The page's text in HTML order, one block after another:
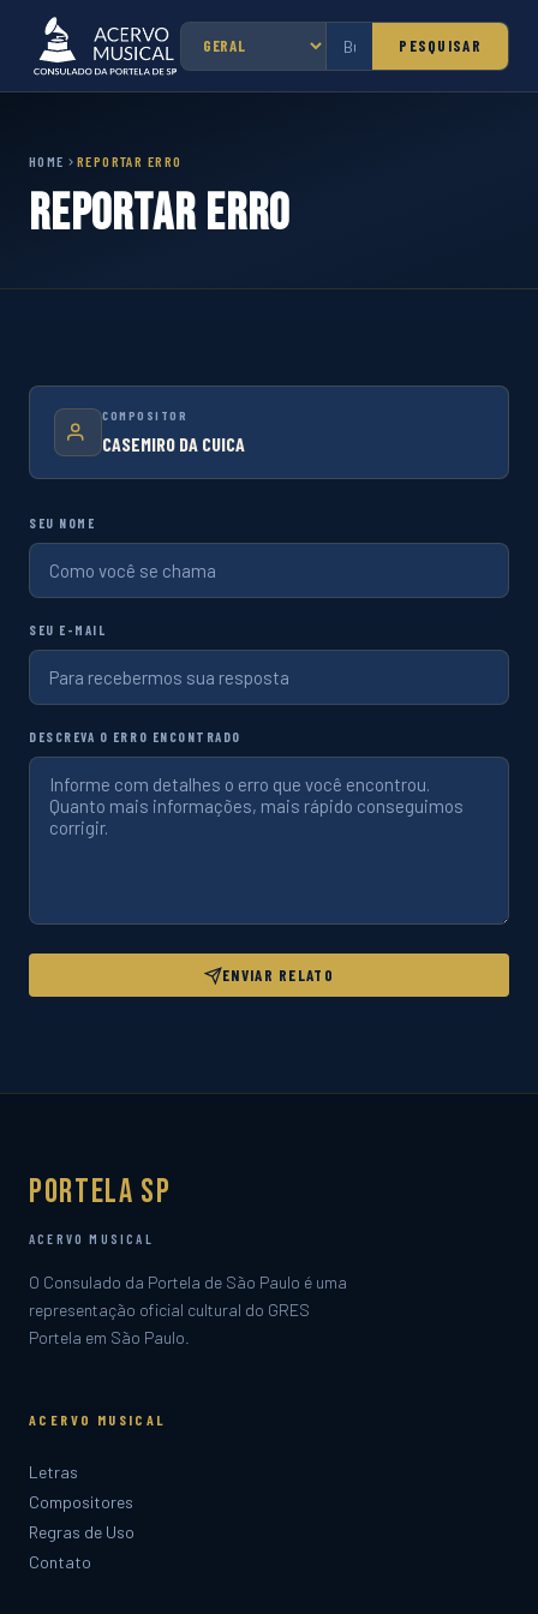
PESQUISAR
HOME REPORTAR ERRO
Reportar Erro
COMPOSITOR
CASEMIRO DA CUICA
SEU NOME
SEU E-MAIL
DESCREVA O ERRO ENCONTRADO
ENVIAR RELATO
Portela SP
ACERVO MUSICAL
O Consulado da Portela de São Paulo é uma
representação oficial cultural do GRES
Portela em São Paulo.
ACERVO MUSICAL
Letras
Compositores
Regras de Uso
Contato